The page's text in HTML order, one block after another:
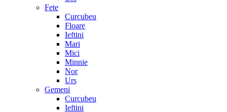
Fete
Curcubeu
Floare
Ieftini
Mari
Mici
Minnie
Nor
Urs
Gemeni
Curcubeu
Ieftini